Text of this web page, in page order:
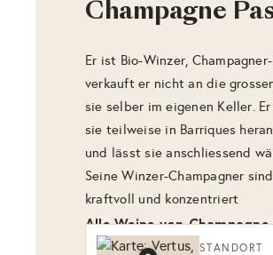
Champagne
Er ist Bio-Winzer,
verkauft er nicht an die
sie selber im eigenen Keller.
sie teilweise in Barriques
und lässt sie anschliessend
Seine Winzer-Champagner
kraftvoll und konzentriert
Alle Weine von
STANDORT